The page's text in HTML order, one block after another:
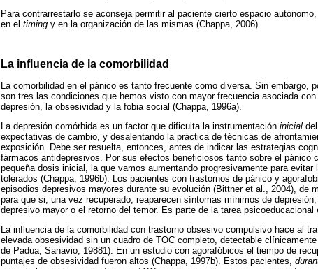
Para contrarrestarlo se aconseja permitir al paciente cierto espacio
en el timing y en la organización de las mismas (Chappa, 2006).
La influencia de la comorbilidad
La comorbilidad en el pánico es tanto frecuente como diversa. Sin embargo,
son tres las condiciones que hemos visto con mayor frecuencia asociada
depresión, la obsesividad y la fobia social (Chappa, 1996a).
La depresión comórbida es un factor que dificulta la instrumentación inicial
expectativas de cambio, y desalentando la práctica de técnicas de
exposición. Debe ser resuelta, entonces, antes de indicar las estrategias
fármacos antidepresivos. Por sus efectos beneficiosos tanto sobre el pánico
pequeña dosis inicial, la que vamos aumentando progresivamente para
tolerados (Chappa, 1996b). Los pacientes con trastornos de pánico y
episodios depresivos mayores durante su evolución (Bittner et al., 2004), de
para que si, una vez recuperado, reaparecen síntomas mínimos de
depresivo mayor o el retorno del temor. Es parte de la tarea psicoeducacional
La influencia de la comorbilidad con trastorno obsesivo compulsivo hace al
elevada obsesividad sin un cuadro de TOC completo, detectable
de Padua, Sanavio, 19881). En un estudio con agorafóbicos el tiempo de
puntajes de obsesividad fueron altos (Chappa, 1997b). Estos pacientes,